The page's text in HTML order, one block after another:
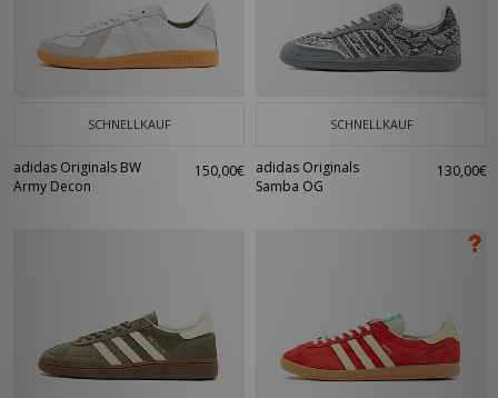
SCHNELLKAUF
adidas Originals BW
Army Decon
150,00€
SCHNELLKAUF
adidas Originals
Samba OG
130,00€